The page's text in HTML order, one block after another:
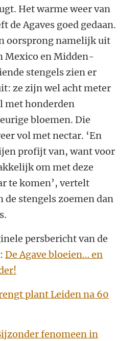
Het warme weer van
de Agaves goed gedaan.
oorsprong namelijk uit
Mexico en Midden-
stengels zien er
ze zijn wel acht meter
met honderden
bloemen. Die
vol met nectar. ‘En
profijt van, want voor
om met deze
te komen’, vertelt
de stengels zoemen dan
persbericht van de
De Agave bloeien… en
plant Leiden na 60
fenomeen in